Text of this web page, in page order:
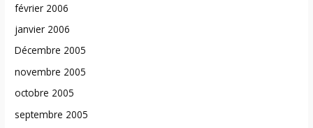
février 2006
janvier 2006
Décembre 2005
novembre 2005
octobre 2005
septembre 2005